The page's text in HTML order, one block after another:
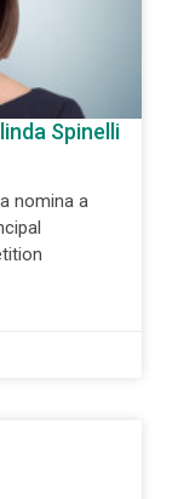
Spinelli
nomina a